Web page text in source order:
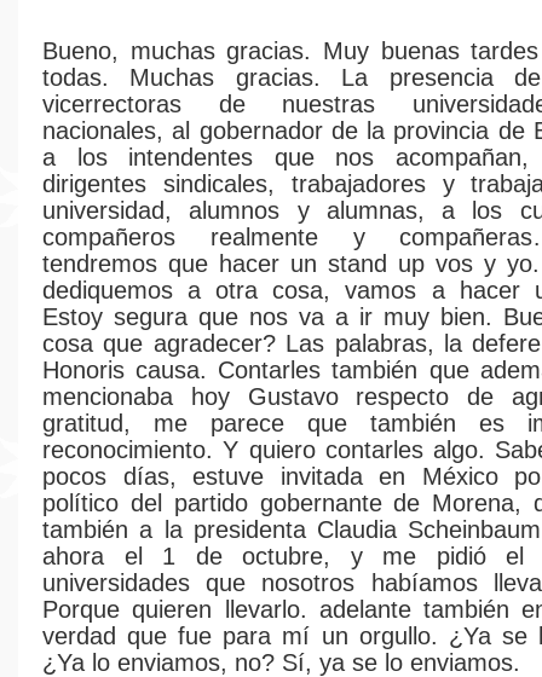
Bueno, muchas gracias. Muy buenas
todas. Muchas gracias. La presencia
vicerrectoras de nuestras
nacionales, al gobernador de la provincia de
a los intendentes que nos acompañan,
dirigentes sindicales, trabajadores y
universidad, alumnos y alumnas, a los
compañeros realmente y
tendremos que hacer un stand up vos y
dediquemos a otra cosa, vamos a hacer
Estoy segura que nos va a ir muy bien.
cosa que agradecer? Las palabras, la
Honoris causa. Contarles también que
mencionaba hoy Gustavo respecto de
gratitud, me parece que también es
reconocimiento. Y quiero contarles algo.
pocos días, estuve invitada en México
político del partido gobernante de Morena,
también a la presidenta Claudia
ahora el 1 de octubre, y me pidió el
universidades que nosotros habíamos
Porque quieren llevarlo. adelante también
verdad que fue para mí un orgullo. ¿Ya se
¿Ya lo enviamos, no? Sí, ya se lo enviamos.